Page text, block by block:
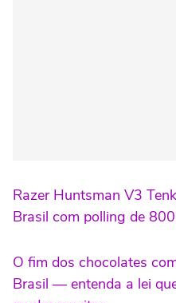
Razer Huntsman V3
Brasil com polling de
O fim dos chocolates
Brasil — entenda a lei